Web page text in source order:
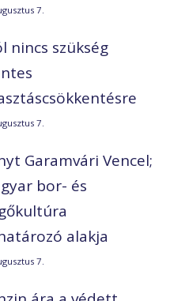
7.
nincs szükség
7.
Garamvári Vencel;
bor- és
alakja
7.